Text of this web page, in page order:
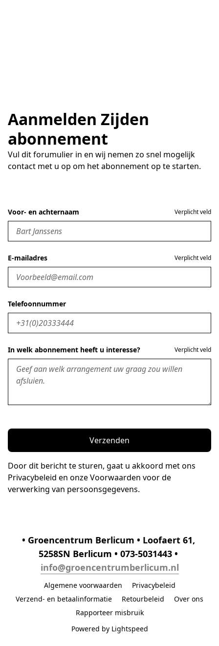
Aanmelden Zijden
abonnement
Vul dit forumulier in en wij nemen zo snel mogelijk
contact met u op om het abonnement op te starten.
Voor- en achternaam Verplicht veld
E-mailadres Verplicht veld
Telefoonnummer
In welk abonnement heeft u interesse? Verplicht veld
Verzenden
Door dit bericht te sturen, gaat u akkoord met ons
Privacybeleid en onze Voorwaarden voor de
verwerking van persoonsgegevens.
• Groencentrum Berlicum • Loofaert 61,
info@groencentrumberlicum.nl
Algemene voorwaarden
Privacybeleid
Verzend- en betaalinformatie
Retourbeleid
Over ons
Rapporteer misbruik
Powered by Lightspeed